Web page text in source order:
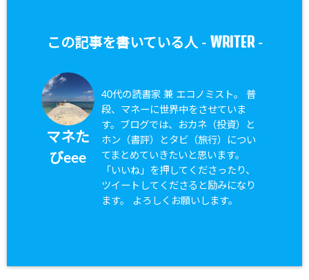
この記事を書いている人 - WRITER-
マネた
びeee
40代の読書家 兼 エコノミスト。 普
段、マネーに世界中をさせていま
す。ブログでは、おカネ（投資）と
ホン（書評）とタビ（旅行）につい
てまとめていきたいと思います。
「いいね」を押してくださったり、
ツイートしてくださると励みになり
ます。 よろしくお願いします。